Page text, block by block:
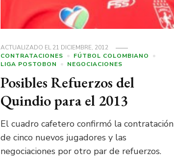
ACTUALIZADO EL21 DICIEMBRE, 2012
CONTRATACIONES
FÚTBOL COLOMBIANO
LIGA POSTOBON
NEGOCIACIONES
Posibles Refuerzos del
Quindio para el 2013
El cuadro cafetero confirmó la contratación
de cinco nuevos jugadores y las
negociaciones por otro par de refuerzos.